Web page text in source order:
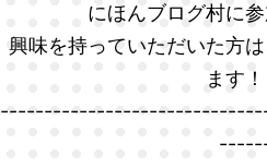
にほんブログ村に
興味を持っていただいた方
ます！